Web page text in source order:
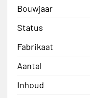
Bouwjaar
Status
Fabrikaat
Aantal
Inhoud